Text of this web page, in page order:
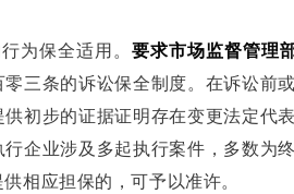
为保全适用。 要求市场监督管理
三条的诉讼保全制度。在诉讼前
初步的证据证明存在变更法定代
企业涉及多起执行案件，多数为
相应担保的，可予以准许。